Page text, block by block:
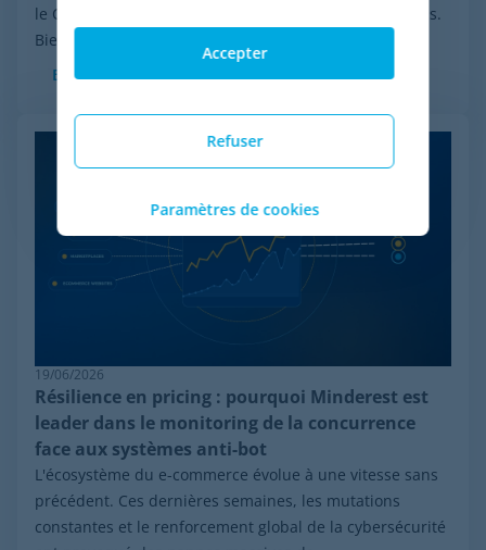
le Chapter 11 initiée par Wiser Solutions aux États-Unis.
Bien que cette mesure n'implique...
En savoir plus
19/06/2026
Résilience en pricing : pourquoi Minderest est
leader dans le monitoring de la concurrence
face aux systèmes anti-bot
L'écosystème du e-commerce évolue à une vitesse sans
précédent. Ces dernières semaines, les mutations
constantes et le renforcement global de la cybersécurité
Refuser
Accepter
Paramètres de cookies